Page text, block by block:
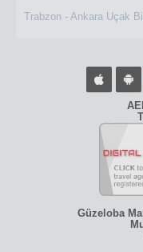
Trabzon - Ankara Uçak
Güzeloba